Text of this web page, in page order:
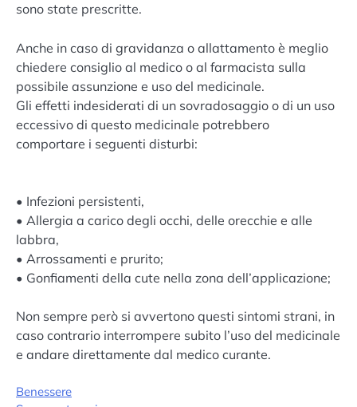
sono state prescritte.
Anche in caso di gravidanza o allattamento è meglio
chiedere consiglio al medico o al farmacista sulla
possibile assunzione e uso del medicinale.
Gli effetti indesiderati di un sovradosaggio o di un uso
eccessivo di questo medicinale potrebbero
comportare i seguenti disturbi:
• Infezioni persistenti,
• Allergia a carico degli occhi, delle orecchie e alle
labbra,
• Arrossamenti e prurito;
• Gonfiamenti della cute nella zona dell’applicazione;
Non sempre però si avvertono questi sintomi strani, in
caso contrario interrompere subito l’uso del medicinale
e andare direttamente dal medico curante.
Benessere